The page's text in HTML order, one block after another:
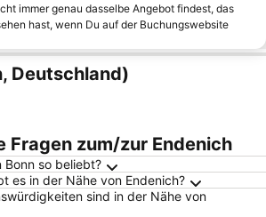
immer genau dasselbe Angebot findest, das
hast, wenn Du auf der Buchungswebsite
Deutschland)
Fragen zum/zur Endenich
Bonn so beliebt?
es in der Nähe von Endenich?
sind in der Nähe von